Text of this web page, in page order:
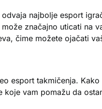
najbolje esport
značajno uticati na
čime možete ojačati
esport takmičenja.
vam pomažu da